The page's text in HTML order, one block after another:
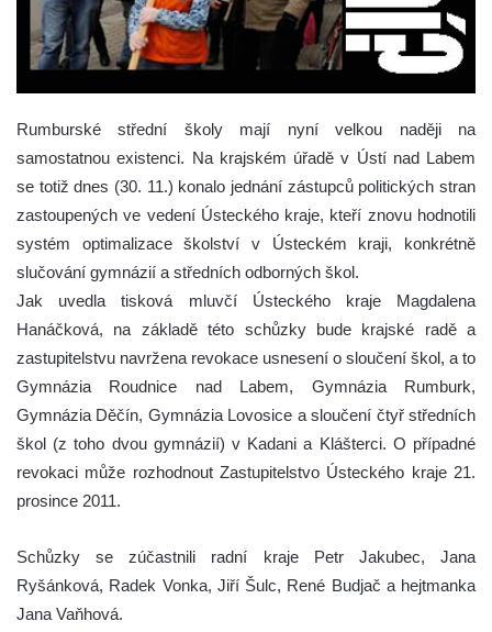
Rumburské střední školy mají nyní velkou naději na
samostatnou existenci. Na krajském úřadě v Ústí nad Labem
se totiž dnes (30. 11.) konalo jednání zástupců politických stran
zastoupených ve vedení Ústeckého kraje, kteří znovu hodnotili
systém optimalizace školství v Ústeckém kraji, konkrétně
slučování gymnázií a středních odborných škol.
Jak uvedla tisková mluvčí Ústeckého kraje Magdalena
Hanáčková, na základě této schůzky bude krajské radě a
zastupitelstvu navržena revokace usnesení o sloučení škol, a to
Gymnázia Roudnice nad Labem, Gymnázia Rumburk,
Gymnázia Děčín, Gymnázia Lovosice a sloučení čtyř středních
škol (z toho dvou gymnázií) v Kadani a Klášterci. O případné
revokaci může rozhodnout Zastupitelstvo Ústeckého kraje 21.
prosince 2011.
Schůzky se zúčastnili radní kraje Petr Jakubec, Jana
Ryšánková, Radek Vonka, Jiří Šulc, René Budjač a hejtmanka
Jana Vaňhová.